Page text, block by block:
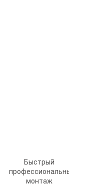
Быстрый
профессиональный
монтаж